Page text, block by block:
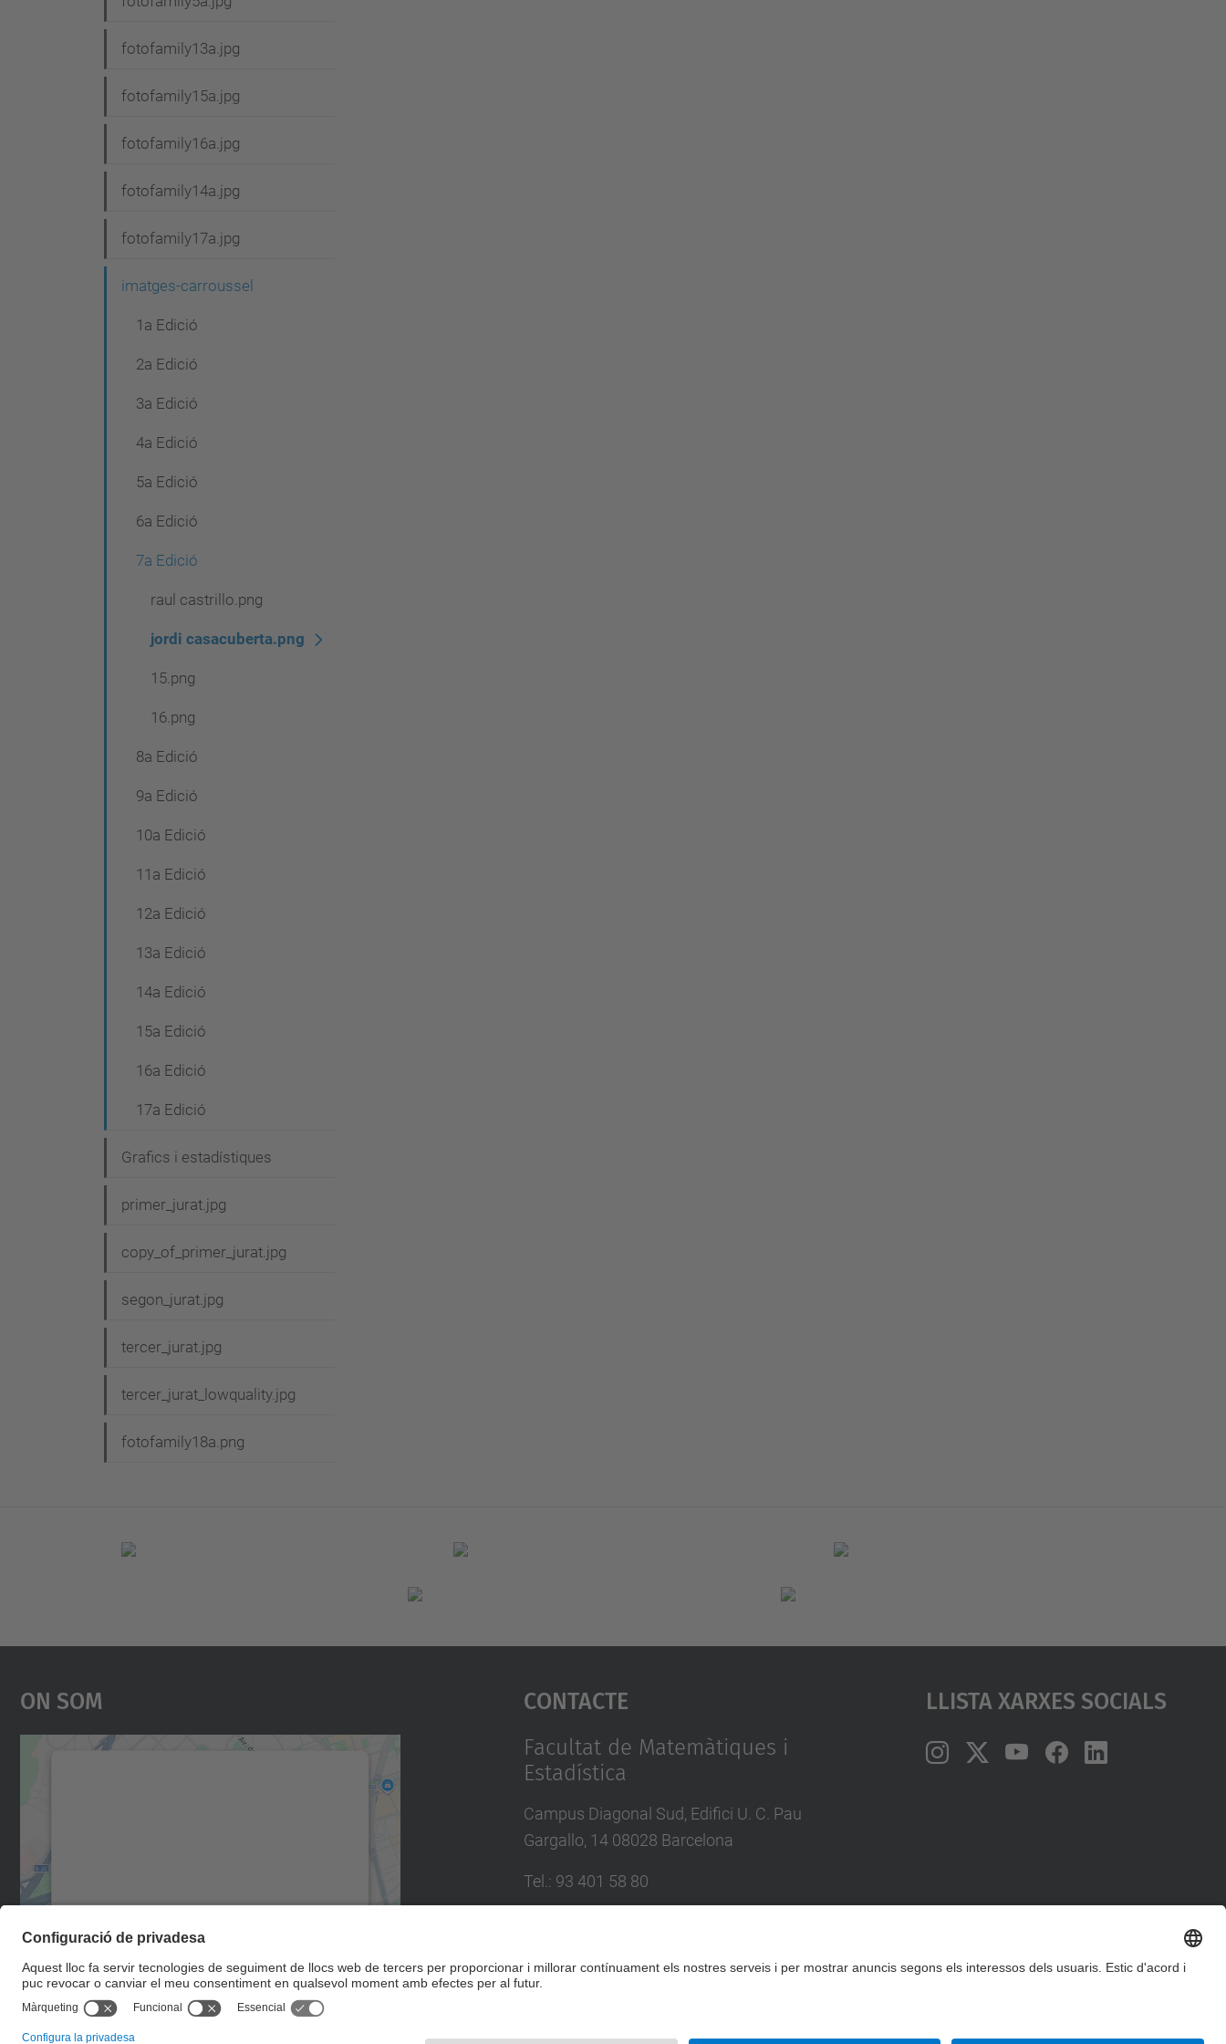
fotofamily13a.jpg
fotofamily15a.jpg
fotofamily16a.jpg
fotofamily14a.jpg
fotofamily17a.jpg
imatges-carroussel
1a Edició
2a Edició
3a Edició
4a Edició
5a Edició
6a Edició
7a Edició
raul castrillo.png
jordi casacuberta.png
15.png
16.png
8a Edició
9a Edició
10a Edició
11a Edició
12a Edició
13a Edició
14a Edició
15a Edició
16a Edició
17a Edició
Grafics i estadístiques
primer_jurat.jpg
copy_of_primer_jurat.jpg
segon_jurat.jpg
tercer_jurat.jpg
tercer_jurat_lowquality.jpg
fotofamily18a.png
On Som
Més Informació
Accepta
powered by
Usercentrics Consent
Contacte
Facultat de Matemàtiques i
Estadística
Campus Diagonal Sud, Edifici U. C. Pau
Gargallo, 14 08028 Barcelona
Tel. : 93 401 58 80
Formulari de contacte
Llista Xarxes Socials